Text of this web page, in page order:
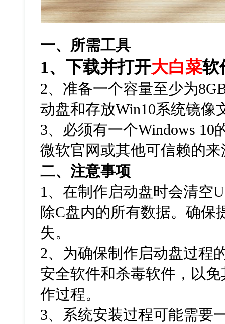
一、所需工具
1、下载并打开大白菜软
2、准备一个容量至少为
动盘和存放Win10系统镜像
3、必须有一个Windows 10
微软官网或其他可信赖的
二、注意事项
1 、在制作启动盘时会清空U
除C盘内的所有数据。确保
失。
2、为确保制作启动盘过程
安全软件和杀毒软件，以
作过程。
3、系统安装过程可能需要